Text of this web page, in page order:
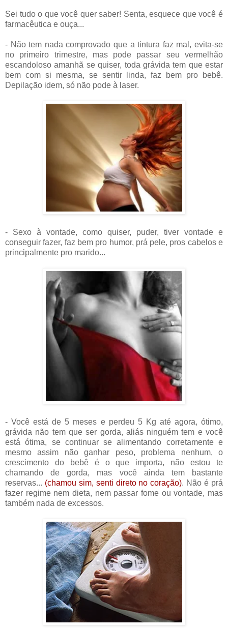
Sei tudo o que você quer saber! Senta, esquece que você é
farmacêutica e ouça...
- Não tem nada comprovado que a tintura faz mal, evita-se
no primeiro trimestre, mas pode passar seu vermelhão
escandoloso amanhã se quiser, toda grávida tem que estar
bem com si mesma, se sentir linda, faz bem pro bebê.
Depilação idem, só não pode à laser.
- Sexo à vontade, como quiser, puder, tiver vontade e
conseguir fazer, faz bem pro humor, prá pele, pros cabelos e
principalmente pro marido...
- Você está de 5 meses e perdeu 5 Kg até agora, ótimo,
grávida não tem que ser gorda, aliás ninguém tem e você
está ótima, se continuar se alimentando corretamente e
mesmo assim não ganhar peso, problema nenhum, o
crescimento do bebê é o que importa, não estou te
chamando de gorda, mas você ainda tem bastante
reservas... (chamou sim, senti direto no coração). Não é prá
fazer regime nem dieta, nem passar fome ou vontade, mas
também nada de excessos.